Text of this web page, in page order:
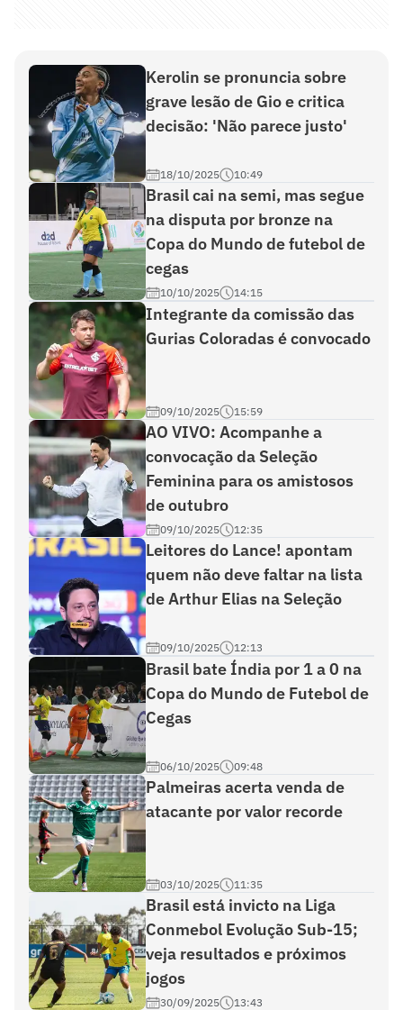
Kerolin se pronuncia sobre
grave lesão de Gio e critica
decisão: 'Não parece justo'
18/10/2025 10:49
Brasil cai na semi, mas segue
na disputa por bronze na
Copa do Mundo de futebol de
cegas
10/10/2025 14:15
Integrante da comissão das
Gurias Coloradas é convocado
09/10/2025 15:59
AO VIVO: Acompanhe a
convocação da Seleção
Feminina para os amistosos
de outubro
09/10/2025 12:35
Leitores do Lance! apontam
quem não deve faltar na lista
de Arthur Elias na Seleção
09/10/2025 12:13
Brasil bate Índia por 1 a 0 na
Copa do Mundo de Futebol de
Cegas
06/10/2025 09:48
Palmeiras acerta venda de
atacante por valor recorde
03/10/2025 11:35
Brasil está invicto na Liga
Conmebol Evolução Sub-15;
veja resultados e próximos
jogos
30/09/2025 13:43